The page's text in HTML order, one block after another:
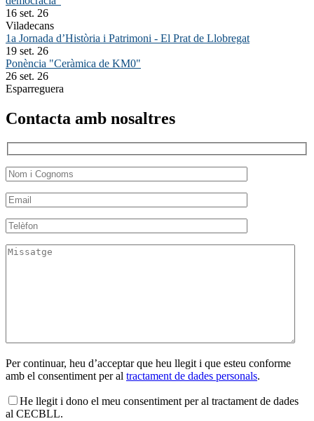
16 set. 26
Viladecans
1a Jornada d’Història i Patrimoni - El Prat de Llobregat
19 set. 26
Ponència "Ceràmica de KM0"
26 set. 26
Esparreguera
Contacta amb nosaltres
Per continuar, heu d’acceptar que heu llegit i que esteu conforme
amb el consentiment per al tractament de dades personals.
He llegit i dono el meu consentiment per al tractament de dades
al CECBLL.